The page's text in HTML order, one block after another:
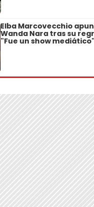
Elba Marcovecchio
Wanda Nara tras su
"Fue un show mediático"